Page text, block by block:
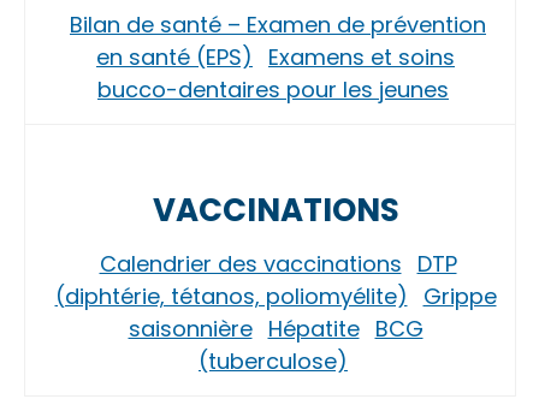
Bilan de santé – Examen de prévention
en santé (EPS)
Examens et soins
bucco-dentaires pour les jeunes
VACCINATIONS
Calendrier des vaccinations DTP
(diphtérie, tétanos, poliomyélite)
Grippe
saisonnière Hépatite BCG
(tuberculose)